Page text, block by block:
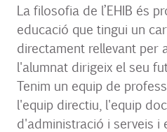
La filosofia de l’EHIB és
educació que tingui un
directament rellevant per
l'alumnat dirigeix el seu
Tenim un equip de
l'equip directiu, l'equip
d'administració i serveis i